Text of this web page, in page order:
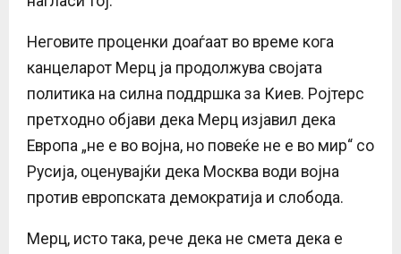
Неговите проценки доаѓаат во време кога
канцеларот Мерц ја продолжува својата
политика на силна поддршка за Киев. Ројтерс
претходно објави дека Мерц изјавил дека
Европа „не е во војна, но повеќе не е во мир“ со
Русија, оценувајќи дека Москва води војна
против европската демократија и слобода.
Мерц, исто така, рече дека не смета дека е